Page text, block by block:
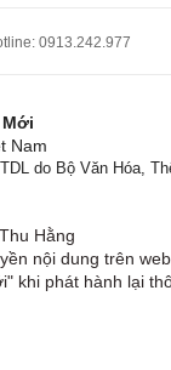
0913.242.977
Nam
do Bộ Văn Hóa,
Hằng
nội dung trên
khi phát hành lại